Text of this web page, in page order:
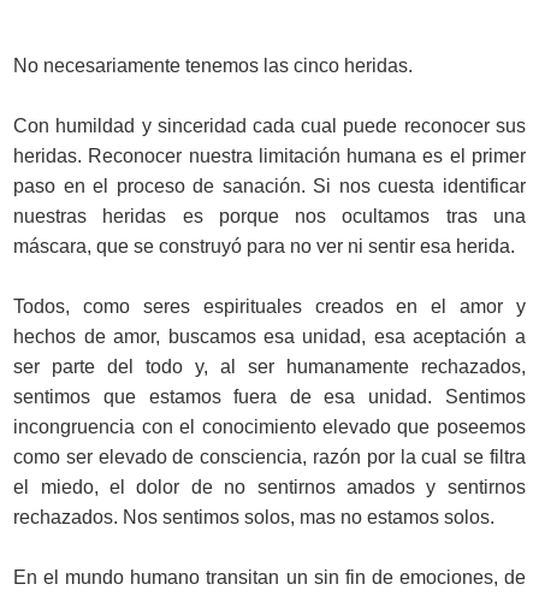
No necesariamente tenemos las cinco heridas.
Con humildad y sinceridad cada cual puede reconocer sus
heridas. Reconocer nuestra limitación humana es el primer
paso en el proceso de sanación. Si nos cuesta identificar
nuestras heridas es porque nos ocultamos tras una
máscara, que se construyó para no ver ni sentir esa herida.
Todos, como seres espirituales creados en el amor y
hechos de amor, buscamos esa unidad, esa aceptación a
ser parte del todo y, al ser humanamente rechazados,
sentimos que estamos fuera de esa unidad. Sentimos
incongruencia con el conocimiento elevado que poseemos
como ser elevado de consciencia, razón por la cual se filtra
el miedo, el dolor de no sentirnos amados y sentirnos
rechazados. Nos sentimos solos, mas no estamos solos.
En el mundo humano transitan un sin fin de emociones, de